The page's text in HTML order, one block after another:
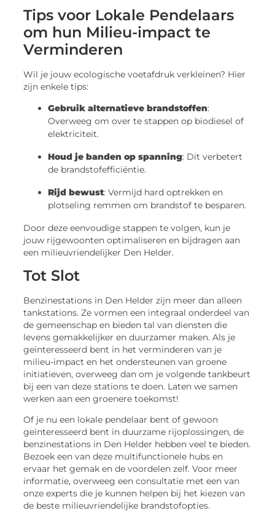
Tips voor Lokale Pendelaars
om hun Milieu-impact te
Verminderen
Wil je jouw ecologische voetafdruk verkleinen? Hier
zijn enkele tips:
Gebruik alternatieve brandstoffen:
Overweeg om over te stappen op biodiesel of
elektriciteit.
Houd je banden op spanning: Dit verbetert
de brandstofefficiëntie.
Rijd bewust: Vermijd hard optrekken en
plotseling remmen om brandstof te besparen.
Door deze eenvoudige stappen te volgen, kun je
jouw rijgewoonten optimaliseren en bijdragen aan
een milieuvriendelijker Den Helder.
Tot Slot
Benzinestations in Den Helder zijn meer dan alleen
tankstations. Ze vormen een integraal onderdeel van
de gemeenschap en bieden tal van diensten die
levens gemakkelijker en duurzamer maken. Als je
geïnteresseerd bent in het verminderen van je
milieu-impact en het ondersteunen van groene
initiatieven, overweeg dan om je volgende tankbeurt
bij een van deze stations te doen. Laten we samen
werken aan een groenere toekomst!
Of je nu een lokale pendelaar bent of gewoon
geïnteresseerd bent in duurzame rijoplossingen, de
benzinestations in Den Helder hebben veel te bieden.
Bezoek een van deze multifunctionele hubs en
ervaar het gemak en de voordelen zelf. Voor meer
informatie, overweeg een consultatie met een van
onze experts die je kunnen helpen bij het kiezen van
de beste milieuvriendelijke brandstofopties.